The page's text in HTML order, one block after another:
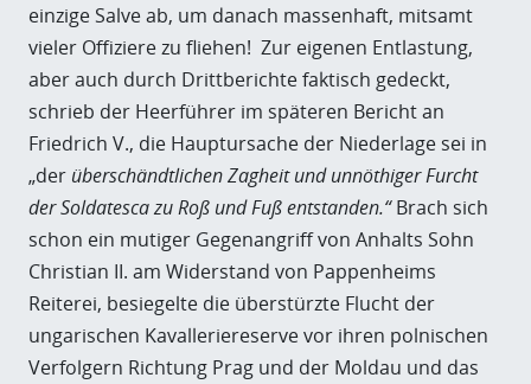
einzige Salve ab, um danach massenhaft, mitsamt
vieler Offiziere zu fliehen! Zur eigenen Entlastung,
aber auch durch Drittberichte faktisch gedeckt,
schrieb der Heerführer im späteren Bericht an
Friedrich V., die Hauptursache der Niederlage sei in
„der überschändtlichen Zagheit und unnöthiger Furcht
der Soldatesca zu Roß und Fuß entstanden.“Brach sich
schon ein mutiger Gegenangriff von Anhalts Sohn
Christian II. am Widerstand von Pappenheims
Reiterei, besiegelte die überstürzte Flucht der
ungarischen Kavalleriereserve vor ihren polnischen
Verfolgern Richtung Prag und der Moldau und das